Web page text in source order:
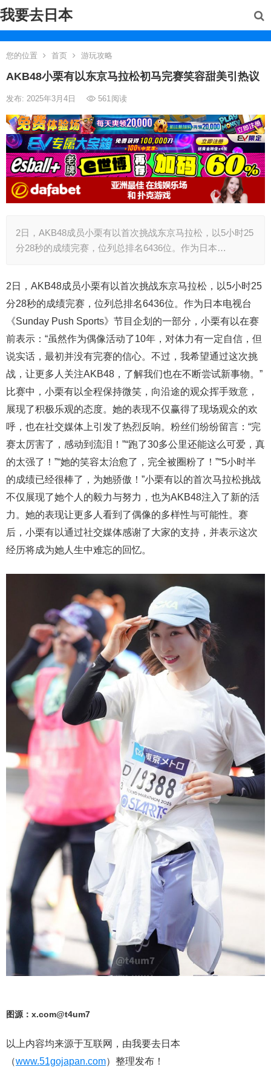
我要去日本
您的位置 首页 游玩攻略
AKB48小栗有以东京马拉松初马完赛笑容甜美引热议
发布: 2025年3月4日 561阅读
2日，AKB48成员小栗有以首次挑战东京马拉松，以5小时25
分28秒的成绩完赛，位列总排名6436位。作为日本…
2日，AKB48成员小栗有以首次挑战东京马拉松，以5小时25
分28秒的成绩完赛，位列总排名6436位。作为日本电视台
《Sunday Push Sports》节目企划的一部分，小栗有以在赛
前表示：“虽然作为偶像活动了10年，对体力有一定自信，但
说实话，最初并没有完赛的信心。不过，我希望通过这次挑
战，让更多人关注AKB48，了解我们也在不断尝试新事物。”
比赛中，小栗有以全程保持微笑，向沿途的观众挥手致意，
展现了积极乐观的态度。她的表现不仅赢得了现场观众的欢
呼，也在社交媒体上引发了热烈反响。粉丝们纷纷留言：“完
赛太厉害了，感动到流泪！”“跑了30多公里还能这么可爱，真
的太强了！”“她的笑容太治愈了，完全被圈粉了！”“5小时半
的成绩已经很棒了，为她骄傲！”小栗有以的首次马拉松挑战
不仅展现了她个人的毅力与努力，也为AKB48注入了新的活
力。她的表现让更多人看到了偶像的多样性与可能性。赛
后，小栗有以通过社交媒体感谢了大家的支持，并表示这次
经历将成为她人生中难忘的回忆。
图源：x.com@t4um7
以上内容均来源于互联网，由我要去日本
（www.51gojapan.com）整理发布！